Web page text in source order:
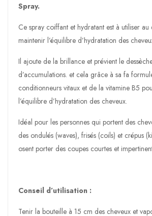
Spray.
Ce spray coiffant et hydratant est à utiliser
maintenir l’équilibre d’hydratation des
Il ajoute de la brillance et prévient le
d’accumulations. et cela grâce à sa fa
conditionneurs vitaux et de la vitamine B5
l’équilibre d’hydratation des cheveux.
Idéal pour les personnes qui portent des
des ondulés (waves), frisés (coils) et crépus
osent porter des coupes courtes et
Conseil d’utilisation :
Tenir la bouteille à 15 cm des cheveux et